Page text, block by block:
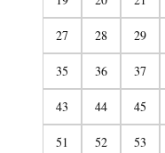
27 28 29
35 36 37
43 44 45
51 52 53